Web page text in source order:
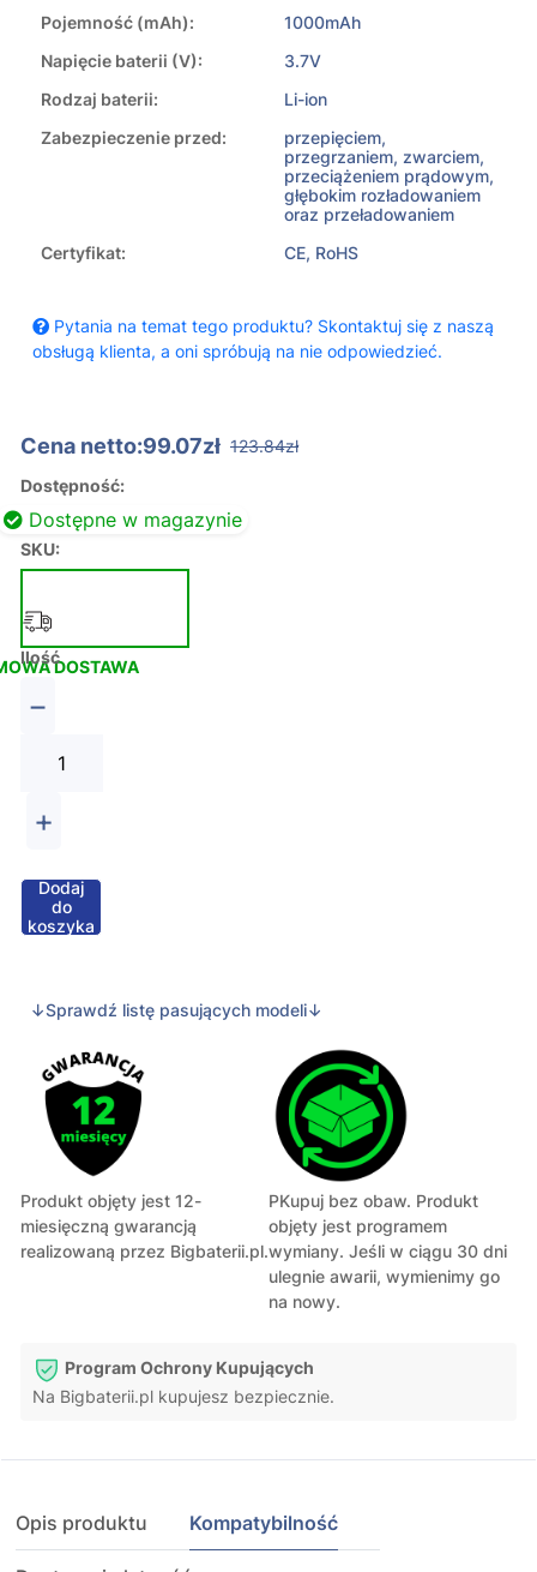
Pojemność (mAh):
1000mAh
Napięcie baterii (V):
3.7V
Rodzaj baterii:
Li-ion
Zabezpieczenie przed:
przepięciem,
przegrzaniem, zwarciem,
przeciążeniem prądowym,
głębokim rozładowaniem
oraz przeładowaniem
Certyfikat:
CE, RoHS
Pytania na temat tego produktu? Skontaktuj się z naszą
obsługą klienta, a oni spróbują na nie odpowiedzieć.
Cena netto:99.07zł 123.84zł
Dostępność:
Dostępne w magazynie
SKU:
DOSTAWA
Ilość
−
+
Dodaj
do
koszyka
↓Sprawdź listę pasujących modeli↓
Produkt objęty jest 12-
miesięczną gwarancją
realizowaną przez Bigbaterii.pl.
PKupuj bez obaw. Produkt
objęty jest programem
wymiany. Jeśli w ciągu 30 dni
ulegnie awarii, wymienimy go
na nowy.
Program Ochrony Kupujących
Na Bigbaterii.pl kupujesz bezpiecznie.
Opis produktu Kompatybilność